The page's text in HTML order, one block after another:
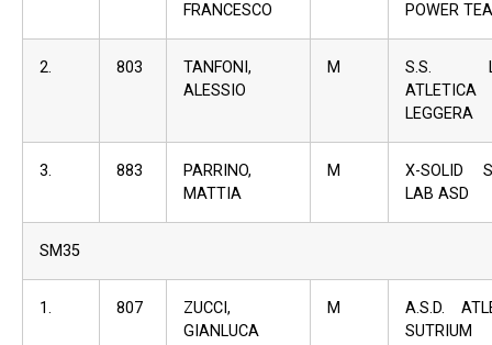
FRANCESCO
POWER
2. 803
TANFONI,
ALESSIO
M
S.S.
ATLETICA
LEGGERA
3. 883
PARRINO,
MATTIA
M
X-SOLID
LAB ASD
SM35
1. 807
ZUCCI,
GIANLUCA
M
A.S.D.
SUTRIUM